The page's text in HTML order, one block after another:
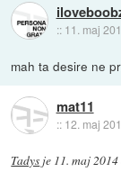
:: 11. maj
mah ta desire ne
mat11
:: 12. maj
Tadys je 11. maj